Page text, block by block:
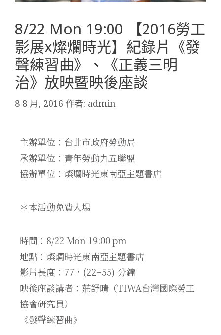
8/22 Mon 19:00 【2016勞工
影展x燦爛時光】紀錄片《發
聲練習曲》、《正義三明
治》放映暨映後座談
8 8 月, 2016 作者: admin
主辦單位：台北市政府勞動局
承辦單位：青年勞動九五聯盟
協辦單位：燦爛時光東南亞主題書店
＊本活動免費入場
時間：8/22 Mon 19:00 pm
地點：燦爛時光東南亞主題書店
影片長度：77，(22+55) 分鐘
映後座談講者：莊舒晴（TIWA台灣國際勞工
協會研究員）
《發聲練習曲》